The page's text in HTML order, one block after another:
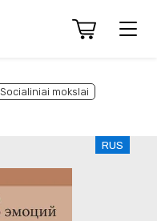
Socialiniai mokslai
RUS